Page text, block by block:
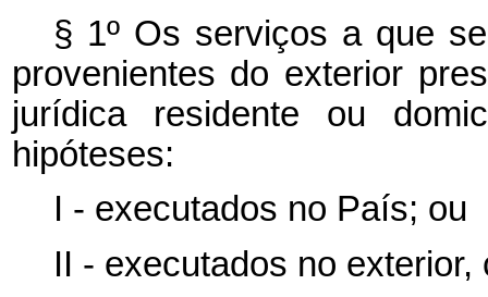
§ 1º Os serviços a que
provenientes do exterior
jurídica residente ou
hipóteses:
I - executados no País; ou
II - executados no